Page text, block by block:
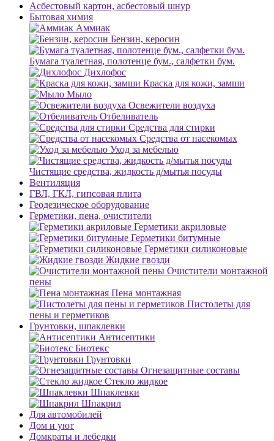
Асбестовый картон, асбестовый шнур
Бытовая химия
Аммиак
Бензин, керосин
Бумага туалетная, полотенце бум., салфетки бум.
Дихлофос
Краска для кожи, замши
Мыло
Освежители воздуха
Отбеливатель
Средства для стирки
Средства от насекомых
Уход за мебелью
Чистящие средства, жидкость д/мытья посуды
Вентиляция
ГВЛ, ГКЛ, гипсовая плита
Геодезическое оборудование
Герметики, пена, очистители
Герметики акриловые
Герметики битумные
Герметики силиконовые
Жидкие гвозди
Очистители монтажной
пены
Пена монтажная
Пистолеты для
пены и герметиков
Грунтовки, шпаклевки
Антисептики
Биотекс
Грунтовки
Огнезащитные составы
Стекло жидкое
Шпаклевки
Шпакрил
Для автомобилей
Дом и уют
Домкраты и лебедки